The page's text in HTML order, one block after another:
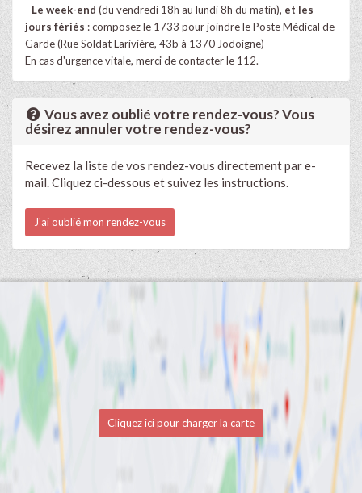
- Le week-end (du vendredi 18h au lundi 8h du matin), et les
jours fériés : composez le 1733 pour joindre le Poste Médical de
Garde (Rue Soldat Larivière, 43b à 1370 Jodoigne)
En cas d'urgence vitale, merci de contacter le 112.
Vous avez oublié votre rendez-vous? Vous
désirez annuler votre rendez-vous?
Recevez la liste de vos rendez-vous directement par e-
mail. Cliquez ci-dessous et suivez les instructions.
J'ai oublié mon rendez-vous
Cliquez ici pour charger la carte